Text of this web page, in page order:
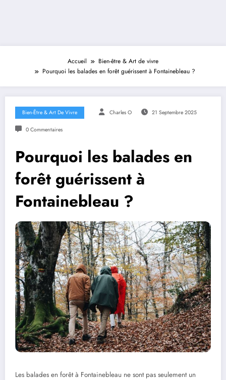
Accueil
Bien-être & Art de vivre
Pourquoi les balades en forêt guérissent à Fontainebleau ?
Bien-Être & Art De Vivre Charles O 21 Septembre 2025
0 Commentaires
Pourquoi les balades en
forêt guérissent à
Fontainebleau ?
Les balades en forêt à Fontainebleau ne sont pas seulement un